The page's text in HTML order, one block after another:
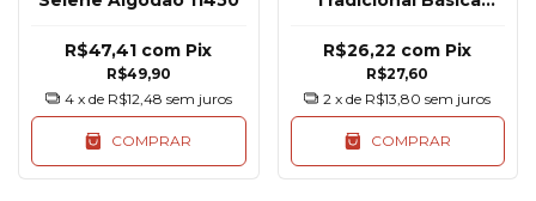
R$49,90
R$47,41 com Pix
4 x de R$12,48 sem juros
COMPRAR
R$27,60
R$26,22 com Pix
2 x de R$13,80 sem juros
COMPRAR